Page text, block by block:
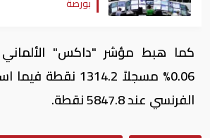
كما هبط مؤشر "داكس"
0.06% مسجلاً 1314.2
الفرنسي عند 5847.8 نقطة
.